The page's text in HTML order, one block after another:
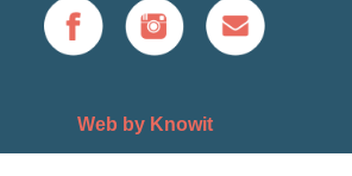
Web by Knowit